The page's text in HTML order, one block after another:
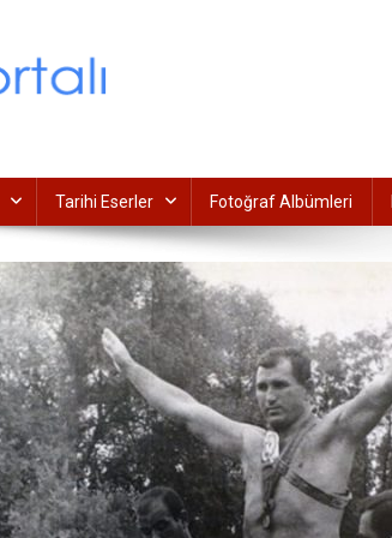
Tarihi Eserler Fotoğraf Albümleri